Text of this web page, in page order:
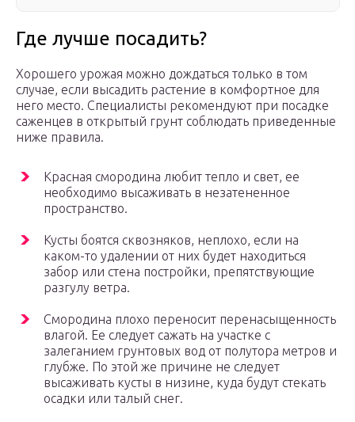
Где лучше посадить?
Хорошего урожая можно дождаться только в том
случае, если высадить растение в комфортное для
него место. Специалисты рекомендуют при посадке
саженцев в открытый грунт соблюдать приведенные
ниже правила.
Красная смородина любит тепло и свет, ее
необходимо высаживать в незатененное
пространство.
Кусты боятся сквозняков, неплохо, если на
каком-то удалении от них будет находиться
забор или стена постройки, препятствующие
разгулу ветра.
Смородина плохо переносит перенасыщенность
влагой. Ее следует сажать на участке с
залеганием грунтовых вод от полутора метров и
глубже. По этой же причине не следует
высаживать кусты в низине, куда будут стекать
осадки или талый снег.